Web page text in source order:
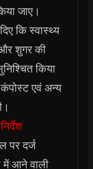
जाए।
कि स्वास्थ्य
शुगर की
किया
कंपोस्ट एवं अन्य
पर दर्ज
में आने वाली